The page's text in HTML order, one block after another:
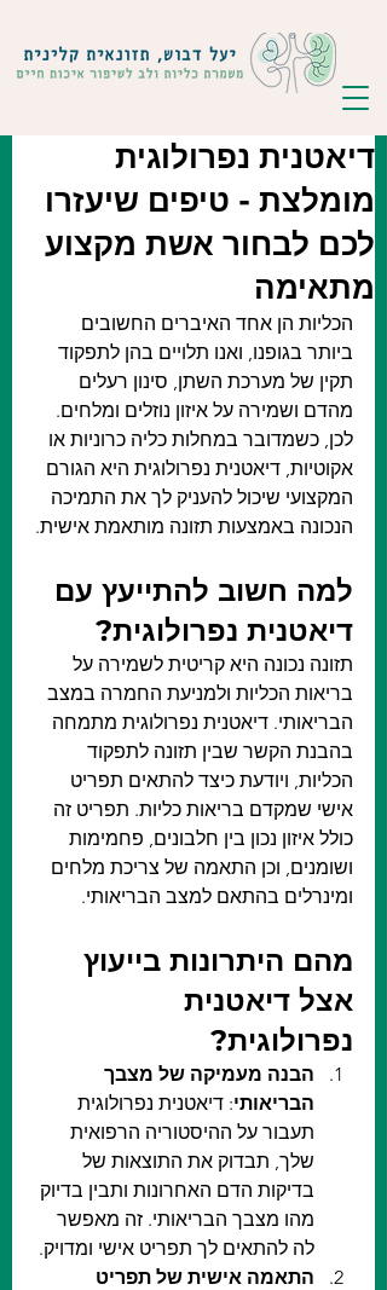
דיאטנית נפרולוגית
מומלצת - טיפים שיעזרו
לכם לבחור אשת מקצוע
מתאימה
הכליות הן אחד האיברים החשובים
ביותר בגופנו, ואנו תלויים בהן לתפקוד
תקין של מערכת השתן, סינון רעלים
מהדם ושמירה על איזון נוזלים ומלחים.
לכן, כשמדובר במחלות כליה כרוניות או
אקוטיות, דיאטנית נפרולוגית היא הגורם
המקצועי שיכול להעניק לך את התמיכה
הנכונה באמצעות תזונה מותאמת אישית.
למה חשוב להתייעץ עם
דיאטנית נפרולוגית?
תזונה נכונה היא קריטית לשמירה על
בריאות הכליות ולמניעת החמרה במצב
הבריאותי. דיאטנית נפרולוגית מתמחה
בהבנת הקשר שבין תזונה לתפקוד
הכליות, ויודעת כיצד להתאים תפריט
אישי שמקדם בריאות כליות. תפריט זה
כולל איזון נכון בין חלבונים, פחמימות
ושומנים, וכן התאמה של צריכת מלחים
ומינרלים בהתאם למצב הבריאותי.
מהם היתרונות בייעוץ
אצל דיאטנית
נפרולוגית?
הבנה מעמיקה של מצבך
הבריאותי: דיאטנית נפרולוגית
תעבור על ההיסטוריה הרפואית
שלך, תבדוק את התוצאות של
בדיקות הדם האחרונות ותבין בדיוק
מהו מצבך הבריאותי. זה מאפשר
לה להתאים לך תפריט אישי ומדויק.
התאמה אישית של תפריט